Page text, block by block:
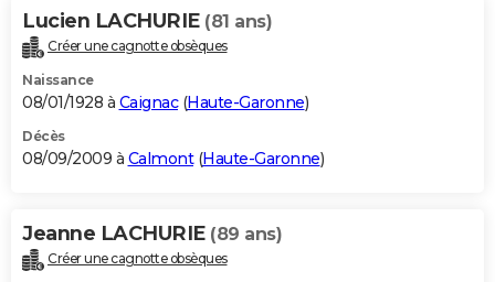
Lucien LACHURIE (81 ans)
Créer une cagnotte obsèques
Naissance
08/01/1928 à Caignac(Haute-Garonne)
Décès
08/09/2009 à Calmont(Haute-Garonne)
Jeanne LACHURIE (89 ans)
Créer une cagnotte obsèques